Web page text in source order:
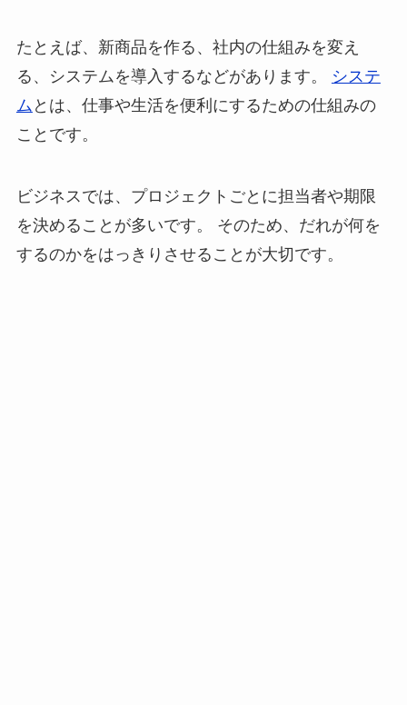
たとえば、新商品を作る、社内の仕組みを変え
る、システムを導入するなどがあります。
システ
ム とは、仕事や生活を便利にするための仕組みの
ことです。
ビジネスでは、プロジェクトごとに担当者や期限
を決めることが多いです。 そのため、だれが何を
するのかをはっきりさせることが大切です。